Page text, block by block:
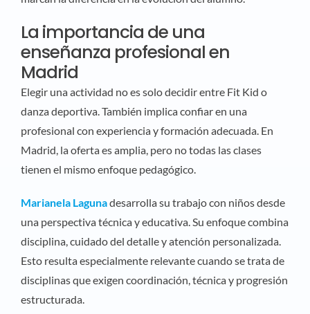
La importancia de una
enseñanza profesional en
Madrid
Elegir una actividad no es solo decidir entre Fit Kid o
danza deportiva. También implica confiar en una
profesional con experiencia y formación adecuada. En
Madrid, la oferta es amplia, pero no todas las clases
tienen el mismo enfoque pedagógico.
Marianela Lagunadesarrolla su trabajo con niños desde
una perspectiva técnica y educativa. Su enfoque combina
disciplina, cuidado del detalle y atención personalizada.
Esto resulta especialmente relevante cuando se trata de
disciplinas que exigen coordinación, técnica y progresión
estructurada.